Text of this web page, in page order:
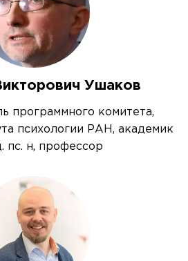
Ушаков
программного комитета,
психологии РАН, академик
пс. н, профессор